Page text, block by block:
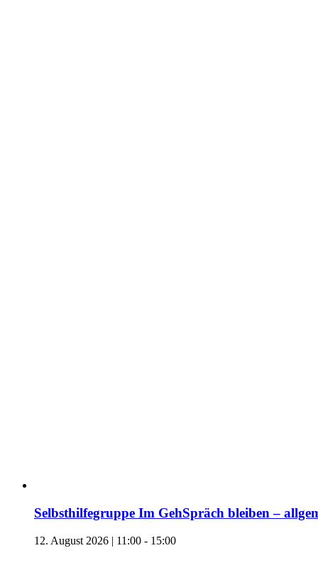
Selbsthilfegruppe Im GehSpräch bleiben –
12. August 2026 | 11:00 - 15:00